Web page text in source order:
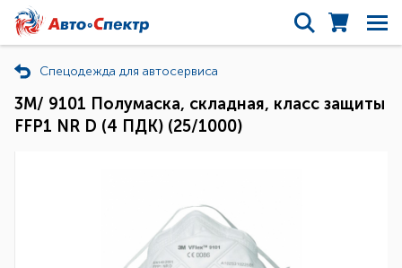
Спецодежда для автосервиса
3M/ 9101 Полумаска, складная, класс защиты
FFP1 NR D (4 ПДК) (25/1000)